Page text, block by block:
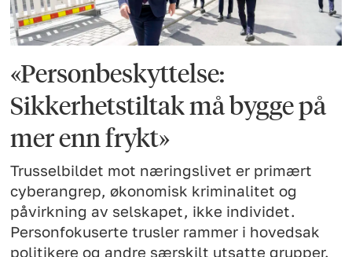
«Personbeskyttelse:
Sikkerhetstiltak må bygge på
mer enn frykt»
Trusselbildet mot næringslivet er primært
cyberangrep, økonomisk kriminalitet og
påvirkning av selskapet, ikke individet.
Personfokuserte trusler rammer i hovedsak
politikere og andre særskilt utsatte grupper.